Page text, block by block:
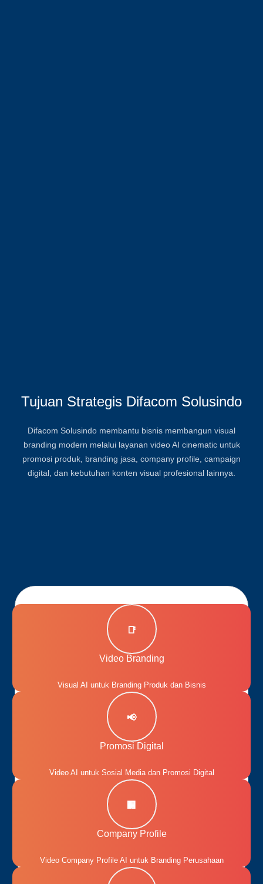
Tujuan Strategis Difacom Solusindo
Difacom Solusindo membantu bisnis membangun visual
branding modern melalui layanan video AI cinematic untuk
promosi produk, branding jasa, company profile, campaign
digital, dan kebutuhan konten visual profesional lainnya.
📑
Video Branding
Visual AI untuk Branding Produk dan Bisnis
📢
Promosi Digital
Video AI untuk Sosial Media dan Promosi Digital
Company Profile
Video Company Profile AI untuk Branding Perusahaan